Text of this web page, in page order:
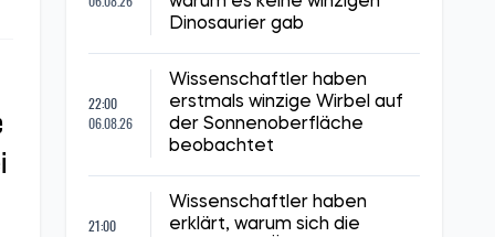
Dinosaurier gab
22:00
06.08.26
Wissenschaftler haben
erstmals winzige Wirbel auf
der Sonnenoberfläche
beobachtet
21:00
Wissenschaftler haben
erklärt, warum sich die